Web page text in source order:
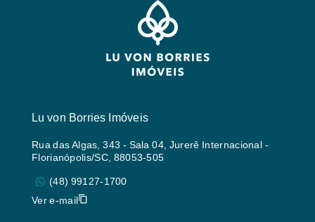
Lu von Borries Imóveis
Rua das Algas, 343 - Sala 04, Jurerê Internacional -
Florianópolis/SC, 88053-505
(48) 99127-1700
Ver e-mail